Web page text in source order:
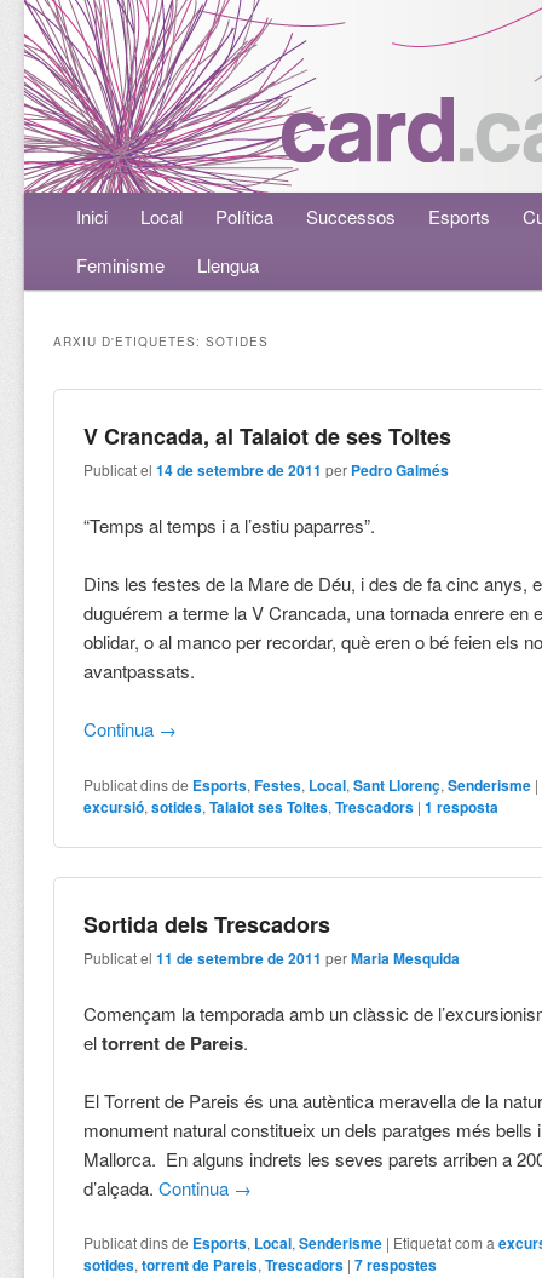
Menú principalAneu al contingut principal
Aneu al contingut secundari
Inici Local Política Successos Esports
Feminisme
Llengua
ARXIU D'ETIQUETES:SOTIDES
V Crancada, al Talaiot de ses Toltes
Publicat el14 de setembre de 2011 per Pedro Galmés
“Temps al temps i a l’estiu paparres”.
Dins les festes de la Mare de Déu, i des de fa cinc anys,
duguérem a terme la V Crancada, una tornada enrere en
oblidar, o al manco per recordar, què eren o bé feien els
avantpassats.
Continua →
Publicat dins de Esports,Festes, Local,Sant Llorenç,Senderisme |
excursió,sotides,Talaiot ses Toltes,Trescadors |1 resposta
Sortida dels Trescadors
Publicat el11 de setembre de 2011 perMaria Mesquida
Començam la temporada amb un clàssic de
eltorrent de Pareis.
El Torrent de Pareis és una autèntica meravella de la
monument natural constitueix un dels paratges més bells
Mallorca. En alguns indrets les seves parets arriben a
d’alçada.Continua →
Publicat dins de Esports, Local,Senderisme | Etiquetat com a
sotides,torrent de Pareis,Trescadors |7respostes